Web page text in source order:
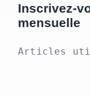
Inscrivez-
mensuelle
Articles